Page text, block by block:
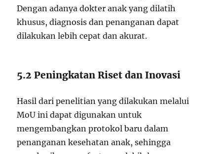
Dengan adanya dokter anak yang dilatih
khusus, diagnosis dan penanganan dapat
dilakukan lebih cepat dan akurat.
5.2 Peningkatan Riset dan Inovasi
Hasil dari penelitian yang dilakukan melalui
MoU ini dapat digunakan untuk
mengembangkan protokol baru dalam
penanganan kesehatan anak, sehingga